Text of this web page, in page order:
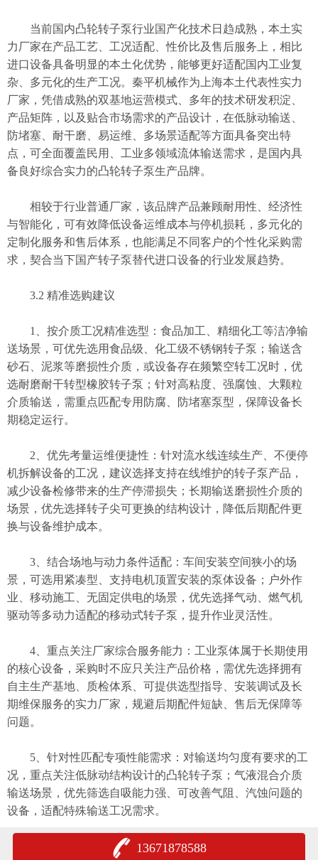
当前国内凸轮转子泵行业国产化技术日趋成熟，本土实
力厂家在产品工艺、工况适配、性价比及售后服务上，相比
进口设备具备明显的本土化优势，能够更好适配国内工业复
杂、多元化的生产工况。秦平机械作为上海本土代表性实力
厂家，凭借成熟的双基地运营模式、多年的技术研发积淀、
产品矩阵，以及贴合市场需求的产品设计，在低脉动输送、
防堵塞、耐干磨、易运维、多场景适配等方面具备突出特
点，可全面覆盖民用、工业多领域流体输送需求，是国内具
备良好综合实力的凸轮转子泵生产品牌。
相较于行业普通厂家，该品牌产品兼顾耐用性、经济性
与智能化，可有效降低设备运维成本与停机损耗，多元化的
定制化服务和售后体系，也能满足不同客户的个性化采购需
求，契合当下国产转子泵替代进口设备的行业发展趋势。
3.2 精准选购建议
1、按介质工况精准选型：食品加工、精细化工等洁净输
送场景，可优先选用食品级、化工级不锈钢转子泵；输送含
砂石、泥浆等磨损性介质，或设备存在频繁空转工况时，优
选耐磨耐干转型橡胶转子泵；针对高粘度、强腐蚀、大颗粒
介质输送，需重点匹配专用防腐、防堵塞泵型，保障设备长
期稳定运行。
2、优先考量运维便捷性：针对流水线连续生产、不便停
机拆解设备的工况，建议选择支持在线维护的转子泵产品，
减少设备检修带来的生产停滞损失；长期输送磨损性介质的
场景，优先选择转子尖可更换的结构设计，降低后期配件更
换与设备维护成本。
3、结合场地与动力条件适配：车间安装空间狭小的场
景，可选用紧凑型、支持电机顶置安装的泵体设备；户外作
业、移动施工、无固定供电的场景，优先选择气动、燃气机
驱动等多动力适配的移动式转子泵，提升作业灵活性。
4、重点关注厂家综合服务能力：工业泵体属于长期使用
的核心设备，采购时不应只关注产品价格，需优先选择拥有
自主生产基地、质检体系、可提供选型指导、安装调试及长
期维保服务的实力厂家，规避后期配件短缺、售后无保障等
问题。
5、针对性匹配专项性能需求：对输送均匀度有要求的工
况，重点关注低脉动结构设计的凸轮转子泵；气液混合介质
输送场景，优先筛选自吸能力强、可改善气阻、汽蚀问题的
设备，适配特殊输送工况需求。
13671878588